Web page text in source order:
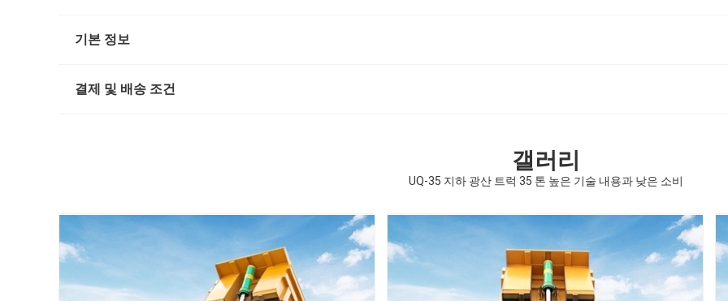
기본 정보
결제 및 배송 조건
갤러리
UQ-35 지하 광산 트럭 35 톤 높은 기술 내용과 낮은 소비